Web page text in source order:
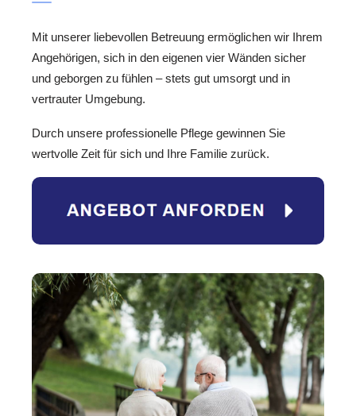
Mit unserer liebevollen Betreuung ermöglichen wir Ihrem
Angehörigen, sich in den eigenen vier Wänden sicher
und geborgen zu fühlen – stets gut umsorgt und in
vertrauter Umgebung.
Durch unsere professionelle Pflege gewinnen Sie
wertvolle Zeit für sich und Ihre Familie zurück.